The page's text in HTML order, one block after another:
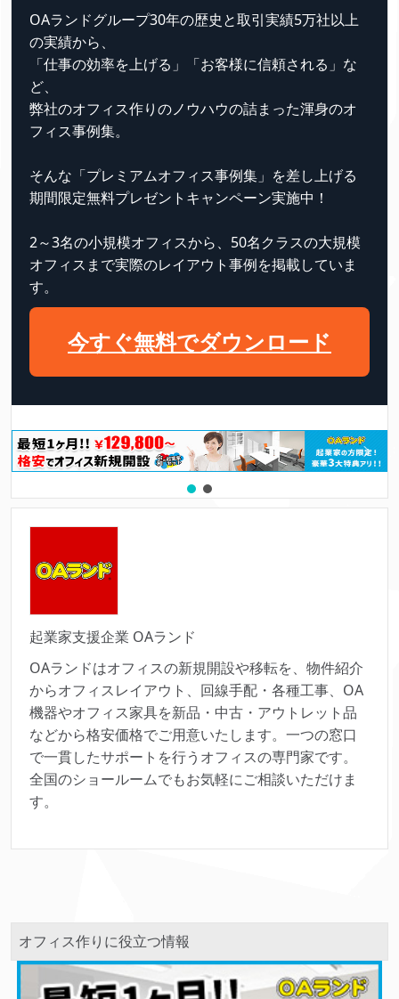
OAランドグループ30年の歴史と取引実績5万社以上
の実績から、
「仕事の効率を上げる」「お客様に信頼される」な
ど、
弊社のオフィス作りのノウハウの詰まった渾身のオ
フィス事例集。
そんな「プレミアムオフィス事例集」を差し上げる
期間限定無料プレゼントキャンペーン実施中！
2～3名の小規模オフィスから、50名クラスの大規模
オフィスまで実際のレイアウト事例を掲載していま
す。
今すぐ無料でダウンロード
起業家支援企業 OAランド
OAランドはオフィスの新規開設や移転を、物件紹介
からオフィスレイアウト、回線手配・各種工事、OA
機器やオフィス家具を新品・中古・アウトレット品
などから格安価格でご用意いたします。一つの窓口
で一貫したサポートを行うオフィスの専門家です。
全国のショールームでもお気軽にご相談いただけま
す。
オフィス作りに役立つ情報